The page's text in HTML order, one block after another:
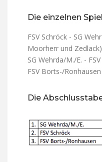
Die einzelnen
FSV Schröck - SG
Moorherr und Zedlack)
SG Wehrda/M./E. -
FSV Borts-/
Die